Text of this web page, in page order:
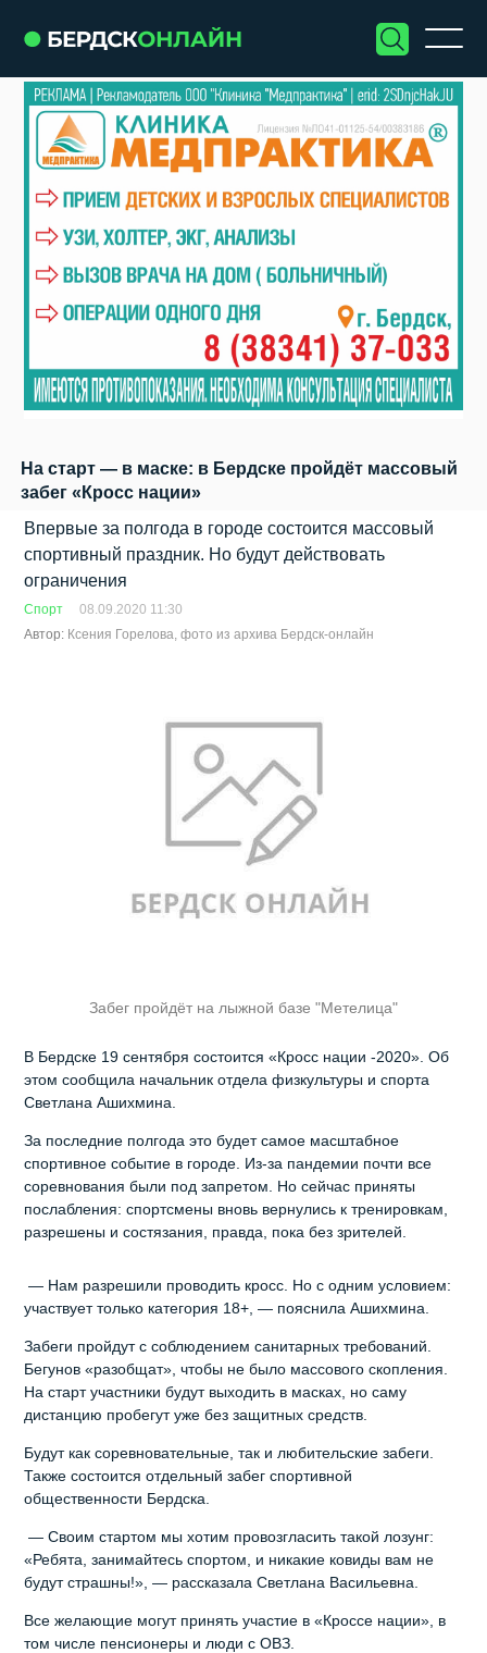
На старт — в маске: в Бердске пройдёт массовый
забег «Кросс нации»
Впервые за полгода в городе состоится массовый
спортивный праздник. Но будут действовать
ограничения
Спорт
08.09.2020 11:30
Автор: Ксения Горелова, фото из архива Бердск-онлайн
Забег пройдёт на лыжной базе "Метелица"
В Бердске 19 сентября состоится «Кросс нации -2020». Об
этом сообщила начальник отдела физкультуры и спорта
Светлана Ашихмина.
За последние полгода это будет самое масштабное
спортивное событие в городе. Из-за пандемии почти все
соревнования были под запретом. Но сейчас приняты
послабления: спортсмены вновь вернулись к тренировкам,
разрешены и состязания, правда, пока без зрителей.
— Нам разрешили проводить кросс. Но с одним условием:
участвует только категория 18+, — пояснила Ашихмина.
Забеги пройдут с соблюдением санитарных требований.
Бегунов «разобщат», чтобы не было массового скопления.
На старт участники будут выходить в масках, но саму
дистанцию пробегут уже без защитных средств.
Будут как соревновательные, так и любительские забеги.
Также состоится отдельный забег спортивной
общественности Бердска.
— Своим стартом мы хотим провозгласить такой лозунг:
«Ребята, занимайтесь спортом, и никакие ковиды вам не
будут страшны!», — рассказала Светлана Васильевна.
Все желающие могут принять участие в «Кроссе нации», в
том числе пенсионеры и люди с ОВЗ.